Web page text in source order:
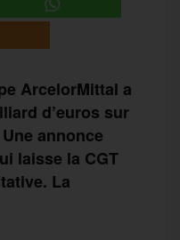
ArcelorMittal a
d’euros sur
annonce
laisse la CGT
La